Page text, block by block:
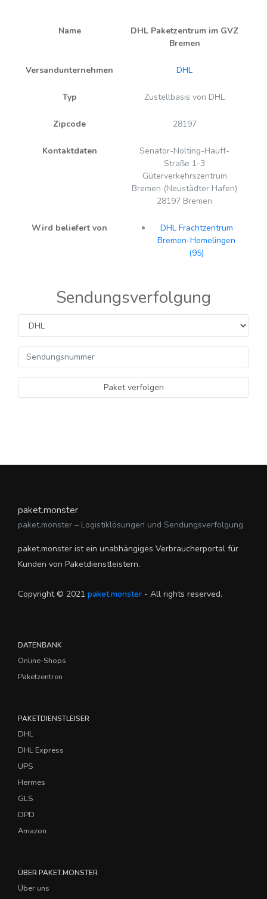
Name
DHL Paketzentrum im GVZ
Bremen
Versandunternehmen DHL
Typ Zustellbasis von DHL
Zipcode 28197
Kontaktdaten
Senator-Nolting-Hauff-
Straße 1-3
Güterverkehrszentrum
Bremen (Neustädter Hafen)
28197 Bremen
Wird beliefert von
DHL Frachtzentrum
Bremen-Hemelingen
(95)
Sendungsverfolgung
Paket verfolgen
paket.monster
paket.monster – Logistiklösungen und Sendungsverfolgung
paket.monster ist ein unabhängiges Verbraucherportal für
Kunden von Paketdienstleistern.
Copyright © 2021 paket.monster - All rights reserved.
DATENBANK
Online-Shops
Paketzentren
PAKETDIENSTLEISER
DHL
DHL Express
UPS
Hermes
GLS
DPD
Amazon
ÜBER PAKET.MONSTER
Über uns